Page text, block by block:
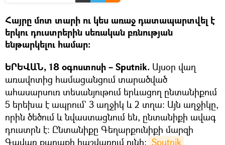
Հայրը մոտ տարի ու կես առաջ դատապարտվել է
երկու դուստրերին սեռական բռնության
ենթարկելու համար։
ԵՐԵՎԱՆ, 18 օգոստոսի – Sputnik. Այսօր վաղ
առավոտից համացանցում տարածված
ահասարսուռ տեսանյութում երևացող ընտանիքում
5 երեխա է ապրում` 3 աղջիկ և 2 տղա։ Այն աղջիկը,
որին ծեծում և նվաստացնում են, ընտանիքի ավագ
դուստրն է։ Ընտանիքը Գեղարքունիքի մարզի
Գավառ քաղաքի հաշվառում ունի։ Sputnik